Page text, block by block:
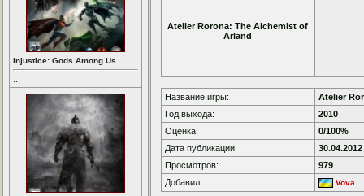
Injustice: Gods Among Us
Atelier Rorona: The Alchemist of
Arland
Название игры:
Atelier
Год выхода:
2010
Оценка:
0/100%
Дата публикации:
30.04.2012
Просмотров:
979
Добавил:
Vova